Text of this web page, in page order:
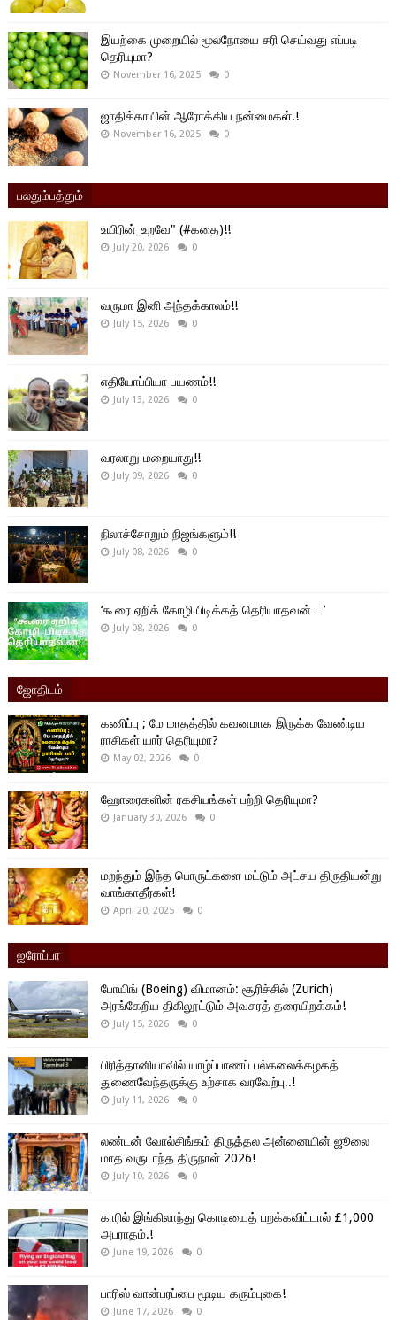
இயற்கை முறையில் மூலநோயை சரி செய்வது எப்படி
தெரியுமா?
November 16, 2025 0
ஜாதிக்காயின் ஆரோக்கிய நன்மைகள்.!
November 16, 2025 0
பலதும்பத்தும்
உயிரின்_உறவே" (#கதை)!!
July 20, 2026 0
வருமா இனி அந்தக்காலம்!!
July 15, 2026 0
எதியோப்பியா பயணம்!!
July 13, 2026 0
வரலாறு மறையாது!!
July 09, 2026 0
நிலாச்சோறும் நிஜங்களும்!!
July 08, 2026 0
‘கூரை ஏறிக் கோழி பிடிக்கத் தெரியாதவன்…’
July 08, 2026 0
ஜோதிடம்
கணிப்பு ; மே மாதத்தில் கவனமாக இருக்க வேண்டிய
ராசிகள் யார் தெரியுமா?
May 02, 2026 0
ஹோரைகளின் ரகசியங்கள் பற்றி தெரியுமா?
January 30, 2026 0
மறந்தும் இந்த பொருட்களை மட்டும் அட்சய திருதியன்று
வாங்காதீர்கள்!
April 20, 2025 0
ஐரோப்பா
போயிங் (Boeing) விமானம்: சூரிச்சில் (Zurich)
அரங்கேறிய திகிலூட்டும் அவசரத் தரையிறக்கம்!
July 15, 2026 0
பிரித்தானியாவில் யாழ்ப்பாணப் பல்கலைக்கழகத்
துணைவேந்தருக்கு உற்சாக வரவேற்பு..!
July 11, 2026 0
லண்டன் வோல்சிங்கம் திருத்தல அன்னையின் ஜூலை
மாத வருடாந்த திருநாள் 2026!
July 10, 2026 0
காரில் இங்கிலாந்து கொடியைத் பறக்கவிட்டால் £1,000
அபராதம்.!
June 19, 2026 0
பாரிஸ் வான்பரப்பை மூடிய கரும்புகை!
June 17, 2026 0